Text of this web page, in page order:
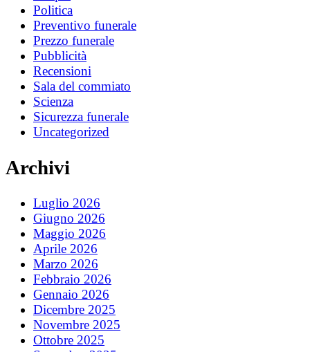
Politica
Preventivo funerale
Prezzo funerale
Pubblicità
Recensioni
Sala del commiato
Scienza
Sicurezza funerale
Uncategorized
Archivi
Luglio 2026
Giugno 2026
Maggio 2026
Aprile 2026
Marzo 2026
Febbraio 2026
Gennaio 2026
Dicembre 2025
Novembre 2025
Ottobre 2025